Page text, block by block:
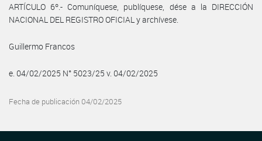
ARTÍCULO 6º.- Comuníquese, publíquese, dése a la DIRECCIÓN
NACIONAL DEL REGISTRO OFICIAL y archívese.
Guillermo Francos
e. 04/02/2025 N° 5023/25 v. 04/02/2025
Fecha de publicación 04/02/2025